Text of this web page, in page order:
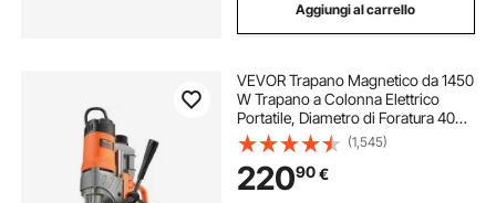
Aggiungi al carrello
VEVOR Trapano Magnetico da 1450
W Trapano a Colonna Elettrico
Portatile, Diametro di Foratura 40
mm 12500 N 800 giri/min con
Velocità Variabile, Macchina per
Perforazione per Qualsiasi
Superficie
(1,545)
22090€